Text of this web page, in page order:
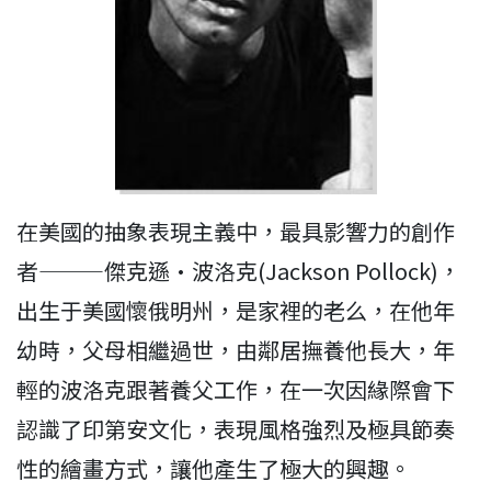
在美國的抽象表現主義中，最具影響力的創作
者———傑克遜·波洛克(Jackson Pollock)，
出生于美國懷俄明州，是家裡的老么，在他年
幼時，父母相繼過世，由鄰居撫養他長大，年
輕的波洛克跟著養父工作，在一次因緣際會下
認識了印第安文化，表現風格強烈及極具節奏
性的繪畫方式，讓他產生了極大的興趣。